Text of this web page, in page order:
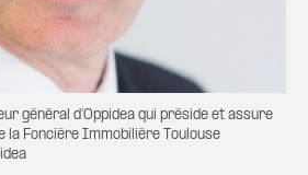
général d’Oppidea qui préside et assure
la Foncière Immobilière Toulouse